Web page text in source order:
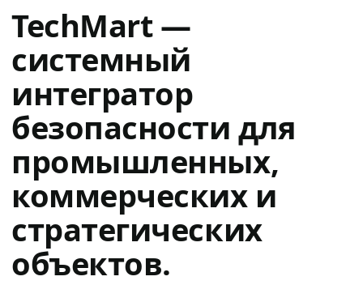
TechMart —
системный
интегратор
безопасности для
промышленных,
коммерческих и
стратегических
объектов.